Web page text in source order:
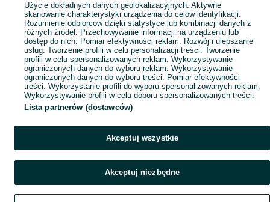
Użycie dokładnych danych geolokalizacyjnych. Aktywne
skanowanie charakterystyki urządzenia do celów identyfikacji.
Rozumienie odbiorców dzięki statystyce lub kombinacji danych z
różnych źródeł. Przechowywanie informacji na urządzeniu lub
dostęp do nich. Pomiar efektywności reklam. Rozwój i ulepszanie
usług. Tworzenie profili w celu personalizacji treści. Tworzenie
profili w celu spersonalizowanych reklam. Wykorzystywanie
ograniczonych danych do wyboru reklam. Wykorzystywanie
ograniczonych danych do wyboru treści. Pomiar efektywności
treści. Wykorzystanie profili do wyboru spersonalizowanych reklam.
Wykorzystywanie profili w celu doboru spersonalizowanych treści.
Lista partnerów (dostawców)
Akceptuj wszystkie
Akceptuj niezbędne